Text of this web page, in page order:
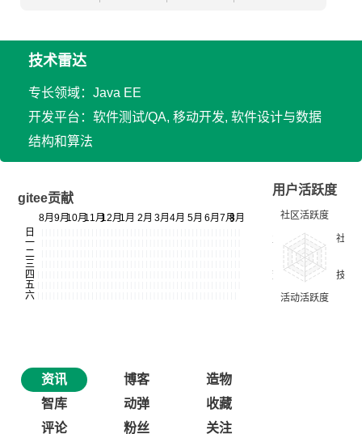
技术雷达
专长领域：Java EE
开发平台：软件测试/QA, 移动开发, 软件设计与数据
结构和算法
gitee贡献
用户活跃度
资讯 博客
造物
智库
动弹
收藏
评论
粉丝 关注